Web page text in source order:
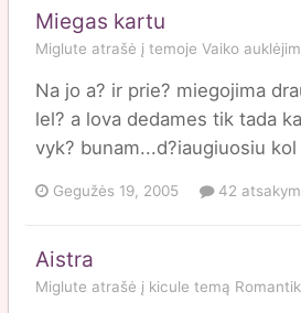
Miegas kartu
Miglute atrašė į temoje Vaiko
Na jo a? ir prie? miegojima
lel? a lova dedames tik tada
vyk? bunam...d?iaugiuosiu
Gegužės 19, 2005 42
Aistra
Miglute atrašė į kicule temą